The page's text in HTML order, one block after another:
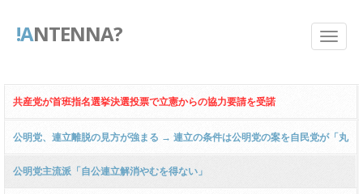
!ANTENNA?
共産党が首班指名選挙決選投票で立憲からの協力要請を受諾
公明党、連立離脱の見方が強まる → 連立の条件は公明党の案を自民党が「丸
のみ」する事 → 公明・赤羽会長「交渉を勝ち取る！」ｗｗｗｗｗｗｗｗｗｗ
公明党主流派「自公連立解消やむを得ない」